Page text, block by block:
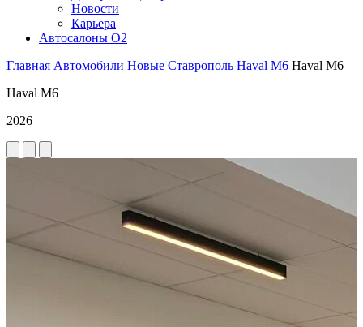
Новости
Карьера
Автосалоны O2
Главная Автомобили Новые Ставрополь Haval M6 Haval M6
Haval M6
2026